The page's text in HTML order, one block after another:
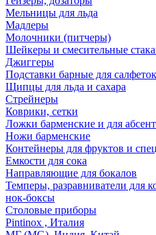
Мельницы для льда
Мадлеры
Молочники (питчеры)
Шейкеры и смесительные
Джиггеры
Подставки барные для
Щипцы для льда и сахара
Стрейнеры
Коврики, сетки
Ложки барменские и для
Ножи барменские
Контейнеры для фруктов и
Емкости для сока
Направляющие для бокалов
Темперы, разравниватели для
нок-боксы
Столовые приборы
Pintinox , Италия